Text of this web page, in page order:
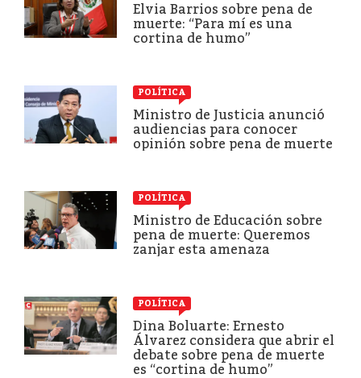
Elvia Barrios sobre pena de
muerte: “Para mí es una
cortina de humo”
POLÍTICA
Ministro de Justicia anunció
audiencias para conocer
opinión sobre pena de muerte
POLÍTICA
Ministro de Educación sobre
pena de muerte: Queremos
zanjar esta amenaza
POLÍTICA
Dina Boluarte: Ernesto
Álvarez considera que abrir el
debate sobre pena de muerte
es “cortina de humo”